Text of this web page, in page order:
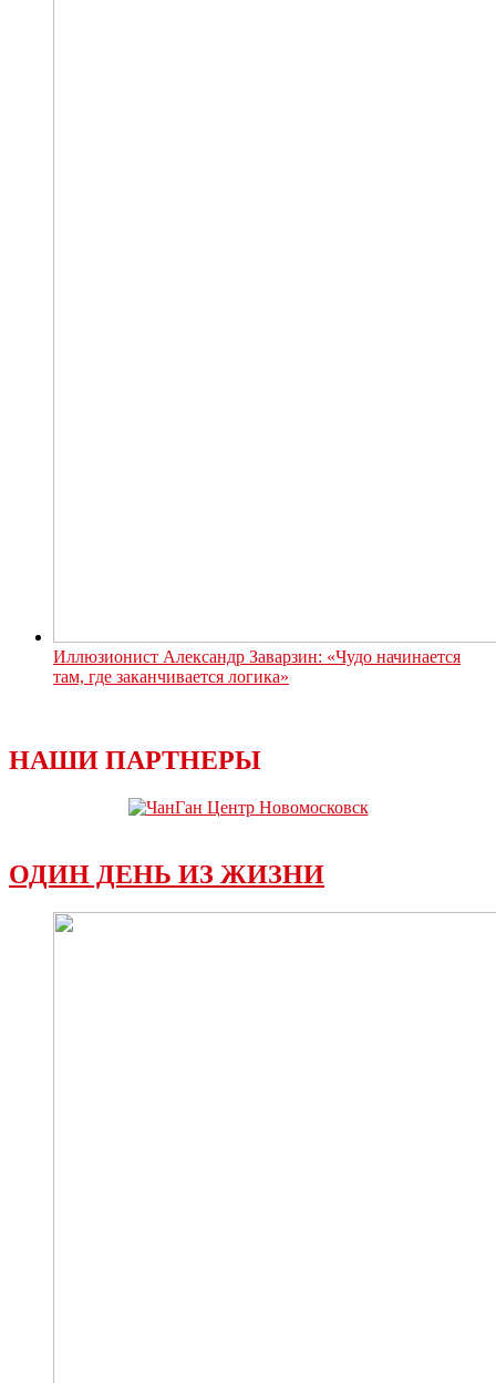
Иллюзионист Александр Заварзин: «Чудо начинается
там, где заканчивается логика»
НАШИ ПАРТНЕРЫ
ОДИН ДЕНЬ ИЗ ЖИЗНИ